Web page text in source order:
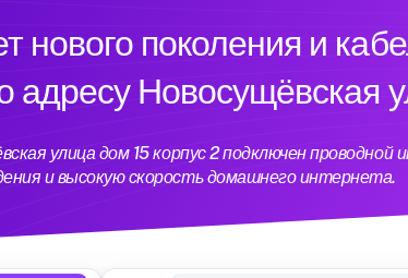
нового поколения и
адресу Новосущёвская
улица дом 15 корпус 2 подключен
и высокую скорость домашнего интернета.